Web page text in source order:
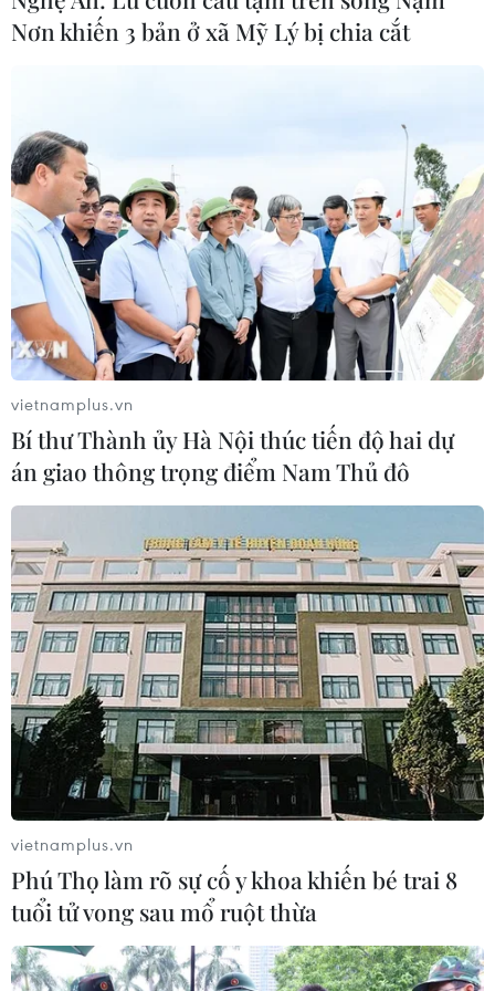
07/08/2026 07:34
số, tạo động lực phát triển kinh tế số
07/08/2026 07:17
Hàn Quốc đầu tư xây “Thung lũng
K-Vietnam” gắn với hậu duệ dòng họ
Lý
07/08/2026 06:30
Xem thêm
CƠ QUAN CHỦ QUẢN: THÔNG TẤN XÃ VIỆT NAM
Tổng Biên tập: TRẦN TIẾN DUẨN
Phó Tổng Biên tập: NGUYỄN THỊ TÁM, KHÚC THANH
THỦY
Sở hữu trí tuệ
Quy định sử dụng
RSS
Hỗ trợ
Ngôn ngữ
Dịch vụ tin
Quảng cáo
Nơn khiến 3 bản ở xã Mỹ Lý bị chia cắt
vietnamplus.vn
Bí thư Thành ủy Hà Nội thúc tiến độ hai dự
án giao thông trọng điểm Nam Thủ đô
vietnamplus.vn
Phú Thọ làm rõ sự cố y khoa khiến bé trai 8
tuổi tử vong sau mổ ruột thừa